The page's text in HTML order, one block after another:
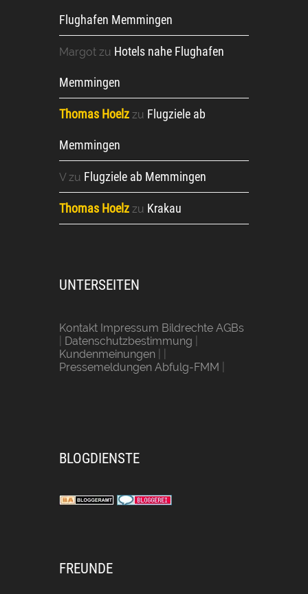
Flughafen Memmingen
Margot zu Hotels nahe Flughafen
Memmingen
Thomas Hoelz zu Flugziele ab
Memmingen
Vzu Flugziele ab Memmingen
Thomas Hoelz zu Krakau
UNTERSEITEN
Kontakt Impressum Bildrechte AGBs
Datenschutzbestimmung
Kundenmeinungen
Pressemeldungen Abfulg-FMM
BLOGDIENSTE
FREUNDE